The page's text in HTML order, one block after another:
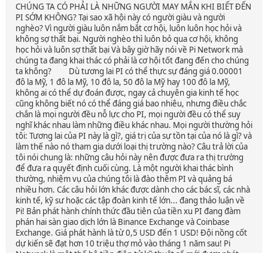
CHÚNG TA CÓ PHẢI LÀ NHỮNG NGƯỜI MAY MẮN KHI BIẾT ĐẾN
PI SỚM KHÔNG? Tại sao xã hội này có người giàu và người
nghèo? Vì người giàu luôn nắm bắt cơ hội, luôn luôn học hỏi và
không sợ thất bại. Người nghèo thì luôn bỏ qua cơ hội, không
học hỏi và luôn sợ thất bại Và bây giờ hãy nói về Pi Network mà
chúng ta đang khai thác có phải là cơ hội tốt đang đến cho chúng
ta không? Dù tương lai PI có thể thực sự đáng giá 0.00001
đô la Mỹ, 1 đô la Mỹ, 10 đô la, 50 đô la Mỹ hay 100 đô la Mỹ,
không ai có thể dự đoán được, ngay cả chuyên gia kinh tế học
cũng không biết nó có thể đáng giá bao nhiêu, nhưng điều chắc
chắn là mọi người đều nỗ lực cho PI, mọi người đều có thể suy
nghĩ khác nhau làm những điều khác nhau. Mọi người thường hỏi
tôi: Tương lai của PI này là gì?, giá trị của sự tồn tại của nó là gì? và
làm thế nào nó tham gia dưới loại thị trường nào? Câu trả lời của
tôi nói chung là: những câu hỏi này nên được đưa ra thị trường
để đưa ra quyết định cuối cùng. Là một người khai thác bình
thường, nhiệm vụ của chúng tôi là đào thêm PI và quảng bá
nhiều hơn. Các câu hỏi lớn khác được dành cho các bác sĩ, các nhà
kinh tế, kỹ sư hoặc các tập đoàn kinh tế lớn... đang thảo luận về
Pi! Bản phát hành chính thức đầu tiên của tiền xu PI đang đàm
phán hai sàn giao dịch lớn là Binance Exchange và Coinbase
Exchange. Giá phát hành là từ 0,5 USD đến 1 USD! Đội nồng cốt
dự kiến ​​sẽ đạt hơn 10 triệu thợ mỏ vào tháng 1 năm sau! Pi